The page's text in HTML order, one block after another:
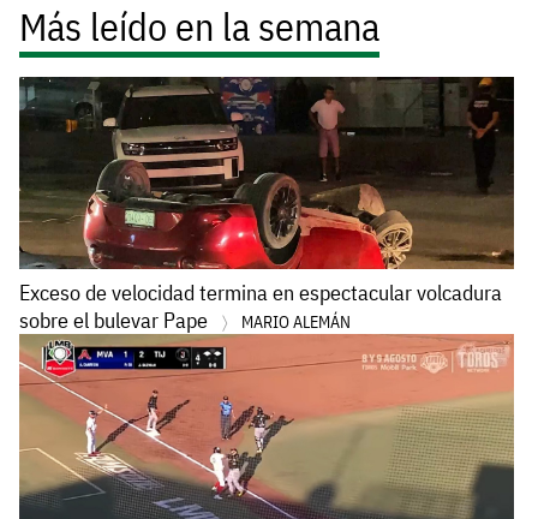
Más leído en la semana
Exceso de velocidad termina en espectacular volcadura
sobre el bulevar Pape
MARIO ALEMÁN